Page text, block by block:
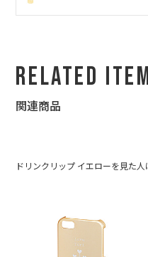
Related
関連商品
ドリンクリップ イエローを見た人